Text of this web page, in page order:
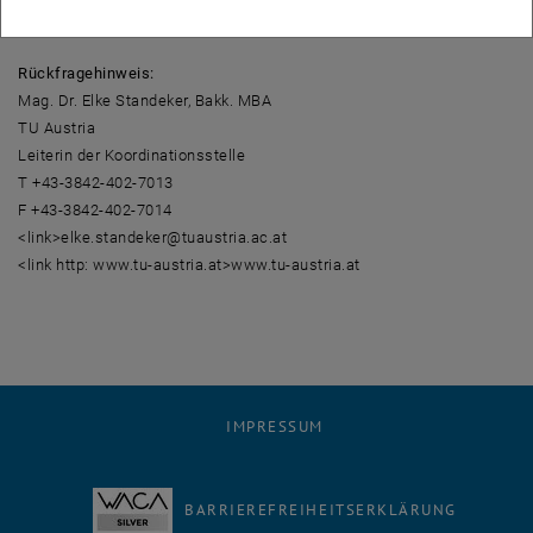
Rückfragehinweis:
Mag. Dr. Elke Standeker, Bakk. MBA
TU Austria
Leiterin der Koordinationsstelle
T +43-3842-402-7013
F +43-3842-402-7014
<link>elke.standeker@tuaustria.ac.at
<link http: www.tu-austria.at>www.tu-austria.at
IMPRESSUM
BARRIEREFREIHEITSERKLÄRUNG